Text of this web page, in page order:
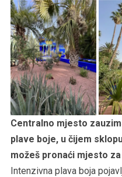
Centralno mjesto
plave boje, u čijem
možeš pronaći mjesto
Intenzivna plava boja